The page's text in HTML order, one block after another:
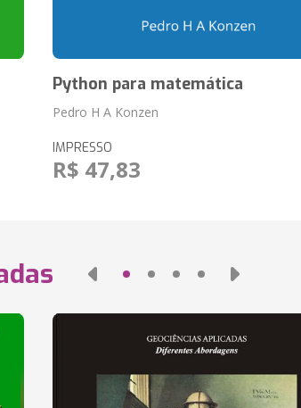
Python para matemática
Pedro H A Konzen
IMPRESSO
R$ 47,83